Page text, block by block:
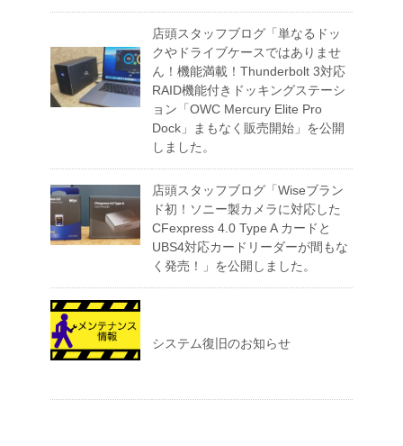
店頭スタッフブログ「単なるドッ
クやドライブケースではありませ
ん！機能満載！Thunderbolt 3対応
RAID機能付きドッキングステーシ
ョン「OWC Mercury Elite Pro
Dock」まもなく販売開始」を公開
しました。
店頭スタッフブログ「Wiseブラン
ド初！ソニー製カメラに対応した
CFexpress 4.0 Type A カードと
UBS4対応カードリーダーが間もな
く発売！」を公開しました。
システム復旧のお知らせ